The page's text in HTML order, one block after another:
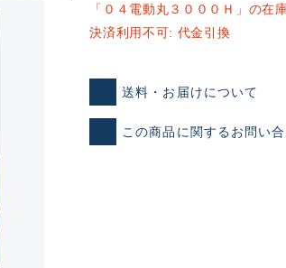
ランクとは？
「０４電動丸３０００Ｈ」の在
決済利用不可: 代金引換
送料・お届けについて
この商品に関するお問い